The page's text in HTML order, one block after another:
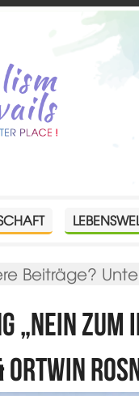
Beiträge?
„NEIN
Ortwin